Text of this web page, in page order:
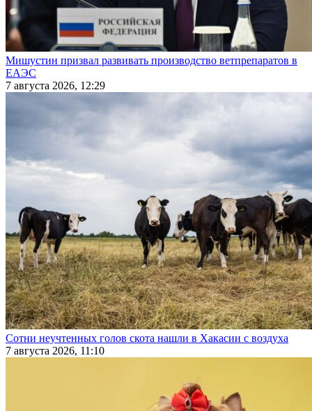
Мишустин призвал развивать производство ветпрепаратов в
ЕАЭС
7 августа 2026, 12:29
Сотни неучтенных голов скота нашли в Хакасии с воздуха
7 августа 2026, 11:10